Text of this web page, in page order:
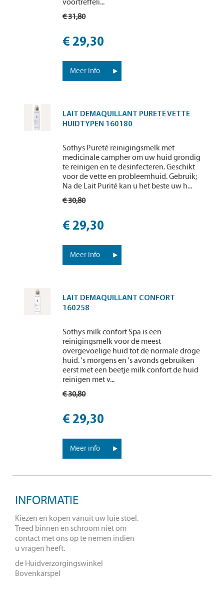
voortreffeli...
€ 31,80
€ 29,30
Meer info
LAIT DEMAQUILLANT PURETÉ VETTE
HUIDTYPEN 160180
Sothys Pureté reinigingsmelk met
medicinale campher om uw huid grondig
te reinigen en te desinfecteren. Geschikt
voor de vette en probleemhuid. Gebruik;
Na de Lait Purité kan u het beste uw h...
€ 30,80
€ 29,30
Meer info
LAIT DEMAQUILLANT CONFORT
160258
Sothys milk confort Spa is een
reinigingsmelk voor de meest
overgevoelige huid tot de normale droge
huid. 's morgens en 's avonds gebruiken
eerst met een beetje milk confort de huid
reinigen met v...
€ 30,80
€ 29,30
Meer info
INFORMATIE
Kiezen en kopen vanuit uw luie stoel.
Treed binnen en schroom niet om
contact met ons op te nemen indien
u vragen heeft.
de Huidverzorgingswinkel
Bovenkarspel